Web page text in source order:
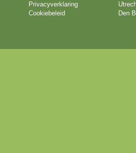
Privacyverklaring
Cookiebeleid
Den